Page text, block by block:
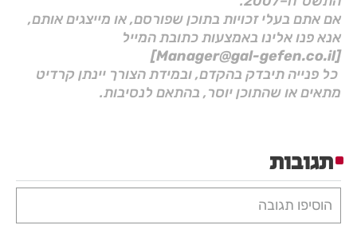
אם אתם בעלי זכויות בתוכן שפורסם, או מייצגים אותם,
אנא פנו אלינו באמצעות כתובת המייל
[Manager@gal-gefen.co.il]
כל פנייה תיבדק בהקדם, ובמידת הצורך יינתן קרדיט
מתאים או שהתוכן יוסר, בהתאם לנסיבות.
תגובות
הוסיפו תגובה